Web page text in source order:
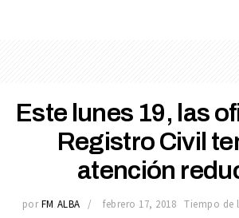
Este lunes 19, las
Registro Civil
atención
por FM ALBA febrero 17, 2018 Tiempo de